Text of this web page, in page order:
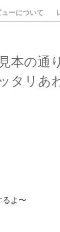
ューについて
本の通
タリあ
るよ〜